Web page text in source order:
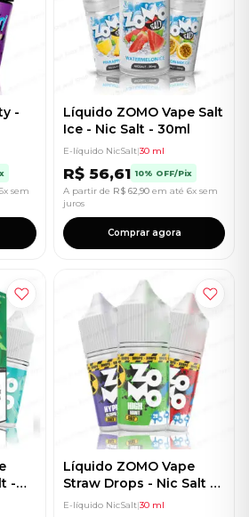
-
sem
Líquido ZOMO Vape Salt
Ice - Nic Salt - 30ml
E-líquido NicSalt|30 ml
R$ 56,61 10% OFF/Pix
A partir de R$ 62,90 em até 6x sem
juros
Comprar agora
-
Líquido ZOMO Vape
Straw Drops - Nic Salt -
30ml - 20mg
E-líquido NicSalt|30 ml